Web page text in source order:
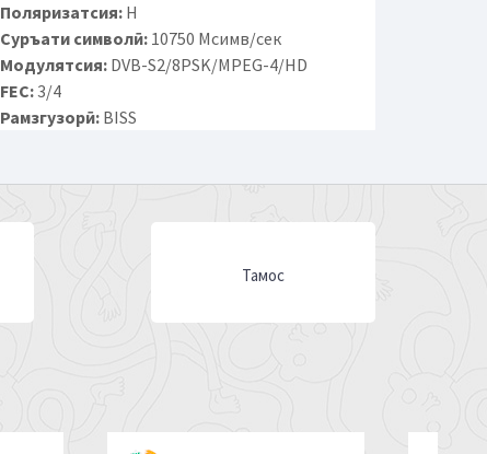
Поляризатсия:H
Суръати символӣ:10750 Мсимв/сек
Модулятсия:DVB-S2/8PSK/MPEG-4/HD
FEC:3/4
Рамзгузорӣ:BISS
Тамос